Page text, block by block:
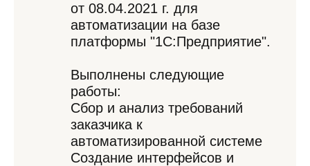
от 08.04.2021 г. для
автоматизации на базе
платформы "1С:Предприятие".
Выполнены следующие
работы:
Сбор и анализ требований
заказчика к
автоматизированной системе
Создание интерфейсов и